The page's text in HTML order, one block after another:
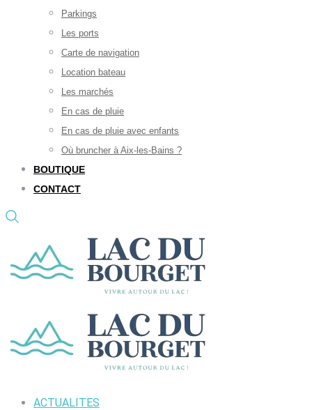
Parkings
Les ports
Carte de navigation
Location bateau
Les marchés
En cas de pluie
En cas de pluie avec enfants
Où bruncher à Aix-les-Bains ?
BOUTIQUE
CONTACT
ACTUALITES